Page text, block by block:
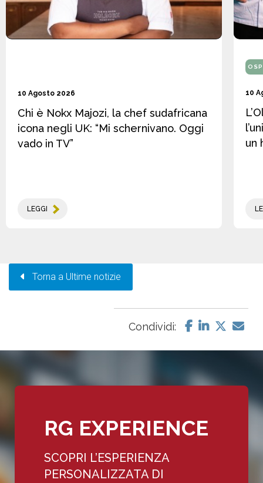
10 Agosto 2026
Chi è Nokx Majozi, la chef sudafricana
icona negli UK: “Mi schernivano. Oggi
vado in TV”
LEGGI
10
un
Torna a Ultime notizie
Condividi:
RG EXPERIENCE
SCOPRI L’ESPERIENZA
PERSONALIZZATA DI